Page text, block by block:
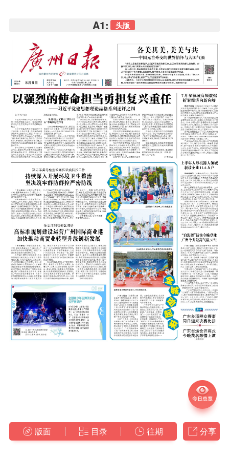
A1: 头版
版面 目录 往期 分享